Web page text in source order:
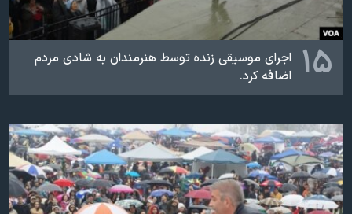
۱۵
اجرای موسيقی زنده توسط هنرمندان به شادی مردم
اضافه کرد.